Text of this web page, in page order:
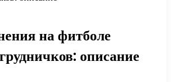
на фитболе
описание